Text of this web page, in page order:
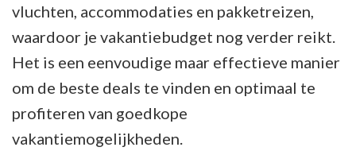
vluchten, accommodaties en pakketreizen,
waardoor je vakantiebudget nog verder reikt.
Het is een eenvoudige maar effectieve manier
om de beste deals te vinden en optimaal te
profiteren van goedkope
vakantiemogelijkheden.